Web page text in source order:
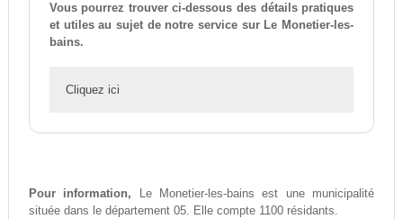
Vous pourrez trouver ci-dessous des détails pratiques
et utiles au sujet de notre service sur Le Monetier-les-
bains.
Cliquez ici
Pour information, Le Monetier-les-bains est une municipalité
située dans le département 05. Elle compte 1100 résidants.